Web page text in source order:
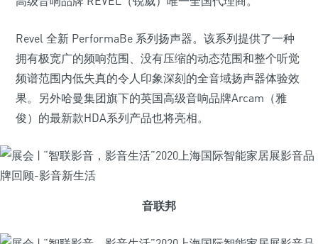
Revel 全新 PerformaBe 系列扬声器。该系列提供了一种
拥有极宽广的频响范围、没有压缩的动态范围和整个听觉
频谱范围内低失真的令人印象深刻的全音域扬声器体验效
果。另外哈曼集团旗下的英国高级音响品牌Arcam（雅
俊）的最新款HDA系列产品也将亮相。
音联邦